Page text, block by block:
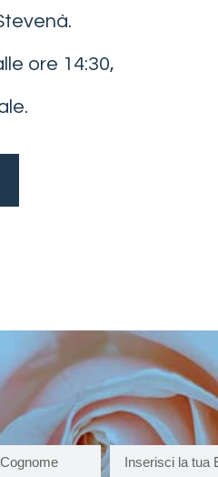
ore 14:30,